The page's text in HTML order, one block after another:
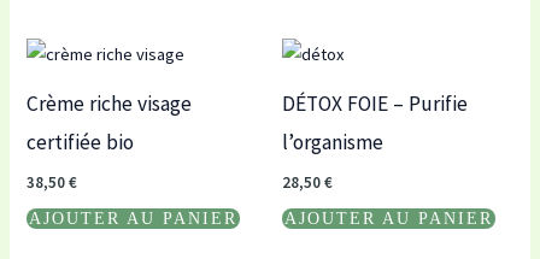
Crème riche visage
certifiée bio
38,50€
AJOUTER AU PANIER
DÉTOX FOIE – Purifie
l’organisme
28,50€
AJOUTER AU PANIER